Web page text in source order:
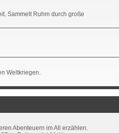
Sammelt Ruhm durch große
Weltkriegen.
Abenteuern im All erzählen.